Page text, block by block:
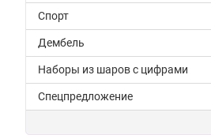
Спорт
Дембель
Наборы из шаров с цифрами
Спецпредложение